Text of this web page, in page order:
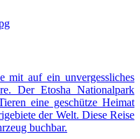
mit auf ein unvergessliches
Der Etosha Nationalpark
eine geschütze Heimat
der Welt. Diese Reise
buchbar.